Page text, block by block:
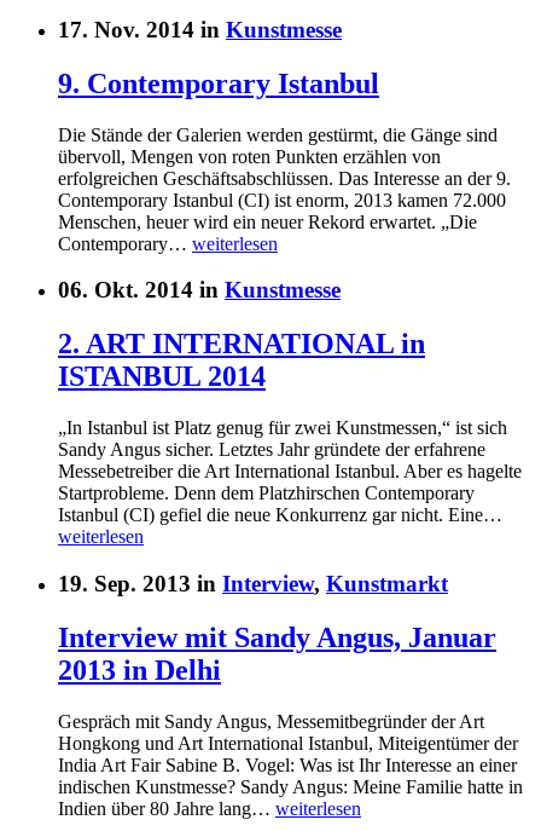
17. Nov. 2014 in Kunstmesse
9. Contemporary Istanbul
Die Stände der Galerien werden gestürmt, die Gänge sind
übervoll, Mengen von roten Punkten erzählen von
erfolgreichen Geschäftsabschlüssen. Das Interesse an der 9.
Contemporary Istanbul (CI) ist enorm, 2013 kamen 72.000
Menschen, heuer wird ein neuer Rekord erwartet. „Die
Contemporary… weiterlesen
06. Okt. 2014 in Kunstmesse
2. ART INTERNATIONAL in
ISTANBUL 2014
„In Istanbul ist Platz genug für zwei Kunstmessen,“ ist sich
Sandy Angus sicher. Letztes Jahr gründete der erfahrene
Messebetreiber die Art International Istanbul. Aber es hagelte
Startprobleme. Denn dem Platzhirschen Contemporary
Istanbul (CI) gefiel die neue Konkurrenz gar nicht. Eine…
weiterlesen
19. Sep. 2013 in Interview, Kunstmarkt
Interview mit Sandy Angus, Januar
2013 in Delhi
Gespräch mit Sandy Angus, Messemitbegründer der Art
Hongkong und Art International Istanbul, Miteigentümer der
India Art Fair Sabine B. Vogel: Was ist Ihr Interesse an einer
indischen Kunstmesse? Sandy Angus: Meine Familie hatte in
Indien über 80 Jahre lang… weiterlesen